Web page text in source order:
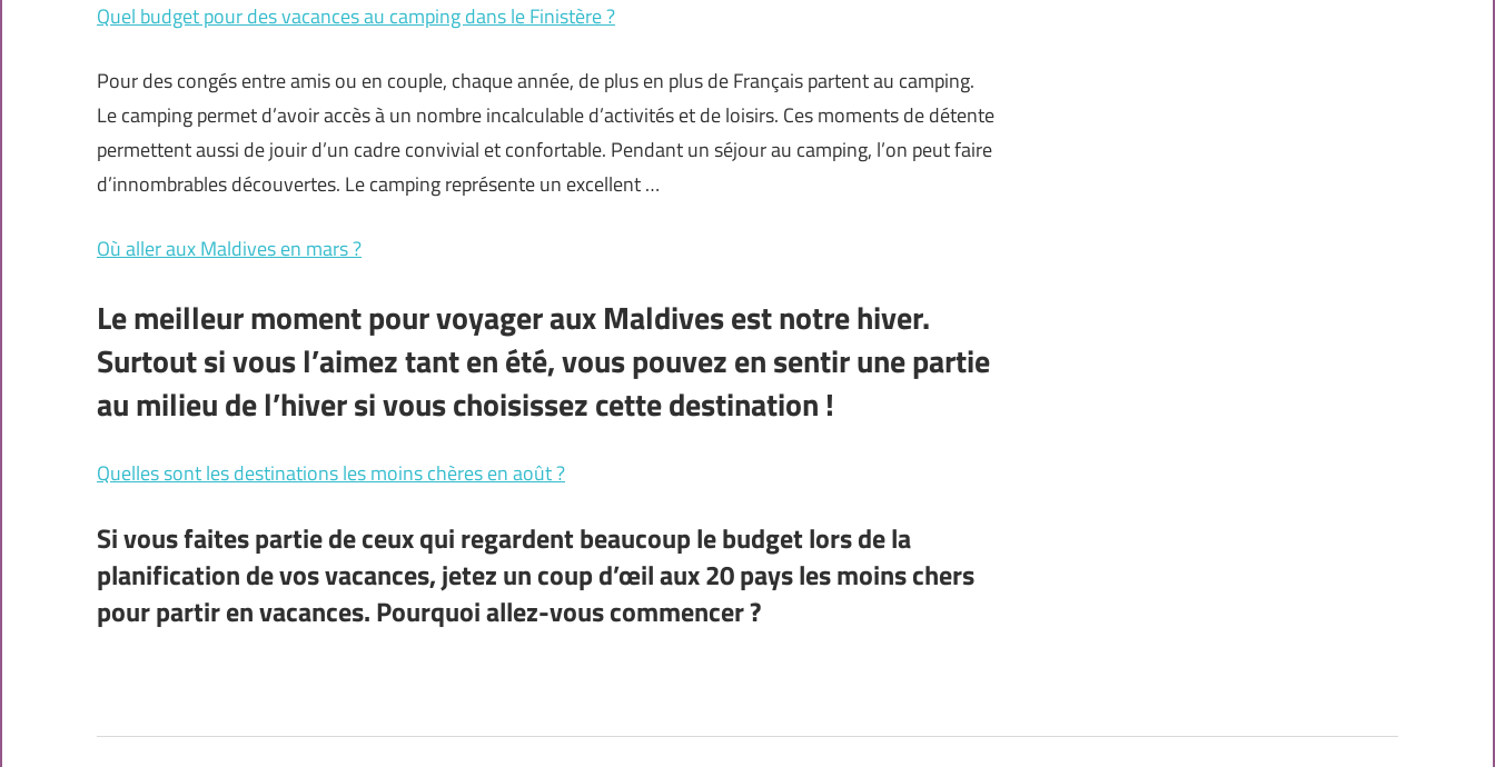
Quel budget pour des vacances au camping dans le Finistère ?
Pour des congés entre amis ou en couple, chaque année, de plus en plus de Français partent au camping.
Le camping permet d’avoir accès à un nombre incalculable d’activités et de loisirs. Ces moments de détente
permettent aussi de jouir d’un cadre convivial et confortable. Pendant un séjour au camping, l’on peut faire
d’innombrables découvertes. Le camping représente un excellent …
Où aller aux Maldives en mars ?
Le meilleur moment pour voyager aux Maldives est notre hiver.
Surtout si vous l’aimez tant en été, vous pouvez en sentir une partie
au milieu de l’hiver si vous choisissez cette destination !
Quelles sont les destinations les moins chères en août ?
Si vous faites partie de ceux qui regardent beaucoup le budget lors de la
planification de vos vacances,jetez un coup d’œil aux 20 pays les moins chers
pour partir en vacances.Pourquoi allez-vous commencer ?